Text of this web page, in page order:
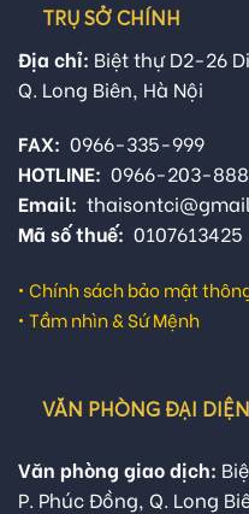
TRỤ SỞ CHÍNH
Địa chỉ: Biệt thự D2-26
Q. Long Biên, Hà Nội
FAX: 0966-335-999
HOTLINE: 0966-203-888
Email:
Mã số thuế: 0107613425
• Chính sách bảo mật
• Tầm nhìn & Sứ Mệnh
VĂN PHÒNG ĐẠI DIỆN
Văn phòng giao dịch:
P. Phúc Đồng, Q. Long